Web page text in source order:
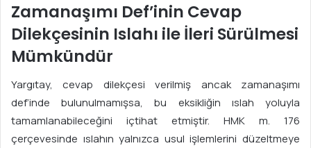
Zamanaşımı Def’inin Cevap
Dilekçesinin Islahı ile İleri Sürülmesi
Mümkündür
Yargıtay, cevap dilekçesi verilmiş ancak zamanaşımı
def’inde bulunulmamışsa, bu eksikliğin ıslah yoluyla
tamamlanabileceğini içtihat etmiştir. HMK m. 176
çerçevesinde ıslahın yalnızca usul işlemlerini düzeltmeye